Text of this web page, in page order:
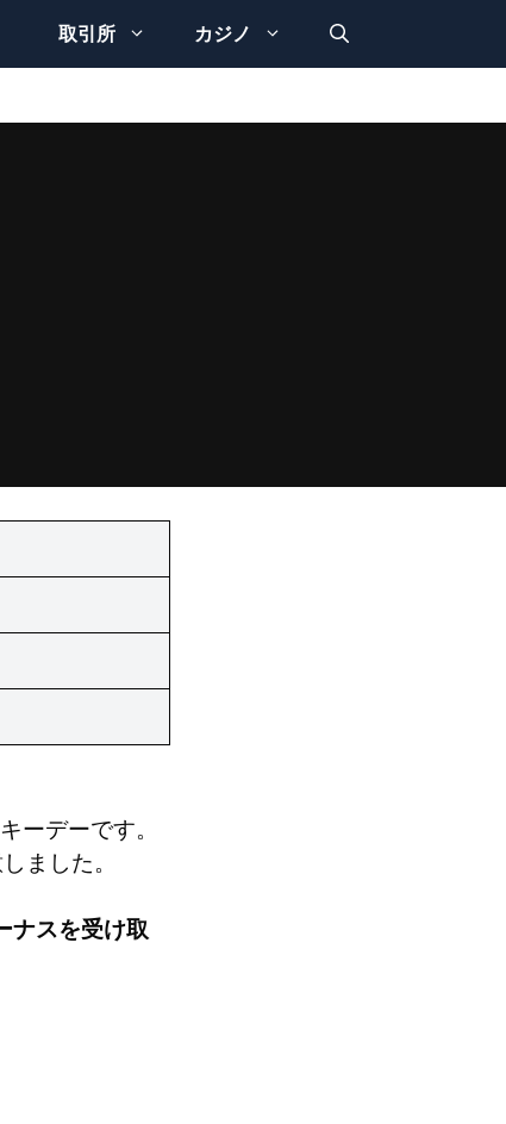
取引所 カジノ
ーデーです。
ました。
ナスを受け取